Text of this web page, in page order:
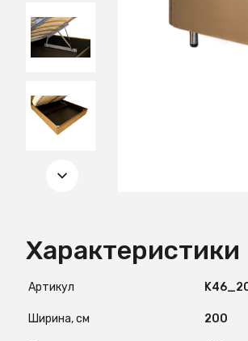
Характеристики
Артикул
Ширина, см 200